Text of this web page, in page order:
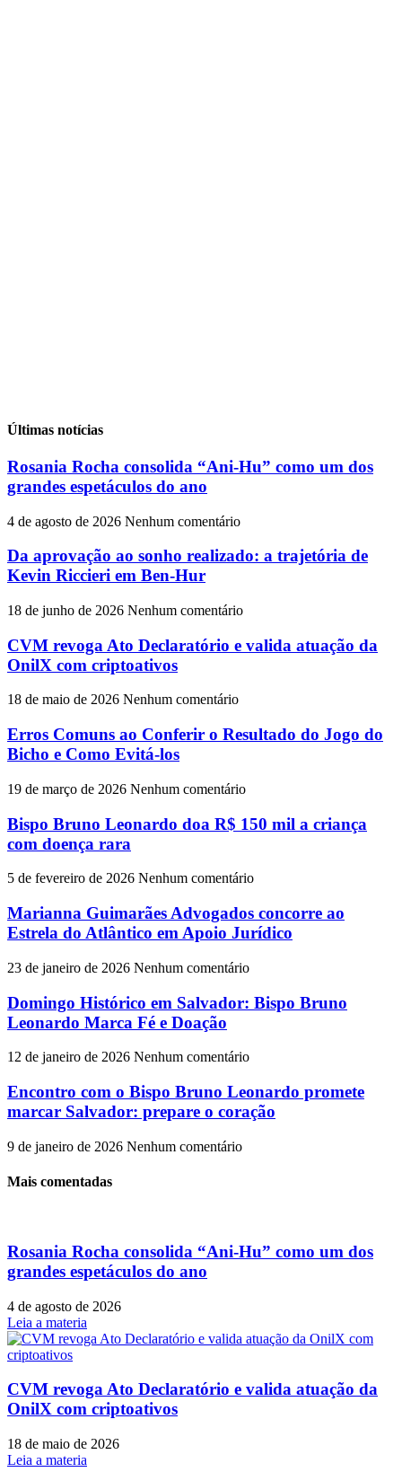
Últimas notícias
Rosania Rocha consolida “Ani-Hu” como um dos
grandes espetáculos do ano
4 de agosto de 2026 Nenhum comentário
Da aprovação ao sonho realizado: a trajetória de
Kevin Riccieri em Ben-Hur
18 de junho de 2026 Nenhum comentário
CVM revoga Ato Declaratório e valida atuação da
OnilX com criptoativos
18 de maio de 2026 Nenhum comentário
Erros Comuns ao Conferir o Resultado do Jogo do
Bicho e Como Evitá-los
19 de março de 2026 Nenhum comentário
Bispo Bruno Leonardo doa R$ 150 mil a criança
com doença rara
5 de fevereiro de 2026 Nenhum comentário
Marianna Guimarães Advogados concorre ao
Estrela do Atlântico em Apoio Jurídico
23 de janeiro de 2026 Nenhum comentário
Domingo Histórico em Salvador: Bispo Bruno
Leonardo Marca Fé e Doação
12 de janeiro de 2026 Nenhum comentário
Encontro com o Bispo Bruno Leonardo promete
marcar Salvador: prepare o coração
9 de janeiro de 2026 Nenhum comentário
Mais comentadas
Rosania Rocha consolida “Ani-Hu” como um dos
grandes espetáculos do ano
4 de agosto de 2026
Leia a materia
CVM revoga Ato Declaratório e valida atuação da
OnilX com criptoativos
18 de maio de 2026
Leia a materia